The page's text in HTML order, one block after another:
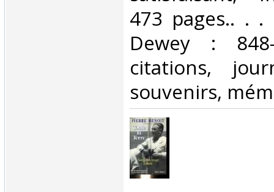
473 pages.. . .
Dewey :
citations,
souvenirs,